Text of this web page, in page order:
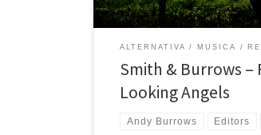
ALTERNATIVA MUSICA
Smith & Burrows –
Looking Angels
Andy Burrows Editors